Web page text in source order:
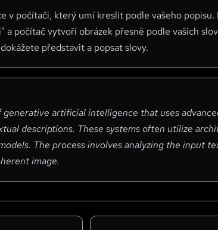
v počítači, který umí kreslit podle vašeho
a počítač vytvoří obrázek přesně podle vašich
představit a popsat slovy.
artificial intelligence that uses
descriptions. These systems often utilize
The process involves analyzing the input
image.